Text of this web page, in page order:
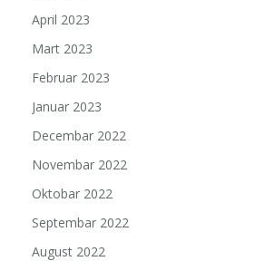
April 2023
Mart 2023
Februar 2023
Januar 2023
Decembar 2022
Novembar 2022
Oktobar 2022
Septembar 2022
August 2022